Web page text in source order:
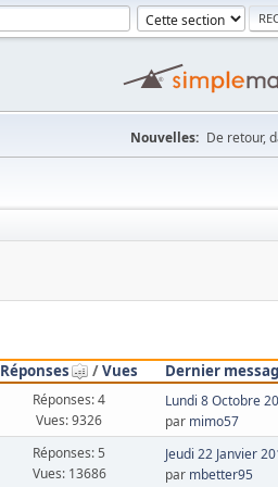
Nouvelles: De retour,
Réponses /Vues
Dernier
Réponses: 4
Vues: 9326
Lundi 8 Octobre
par mimo57
Réponses: 5
Vues: 13686
Jeudi 22 Janvier
par mbetter95